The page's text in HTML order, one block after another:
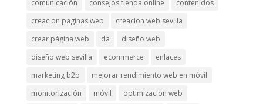
comunicación
consejos tienda online
contenidos
creacion paginas web
creacion web sevilla
crear página web
da
diseño web
diseño web sevilla
ecommerce
enlaces
marketing b2b
mejorar rendimiento web en móvil
monitorización
móvil
optimizacion web